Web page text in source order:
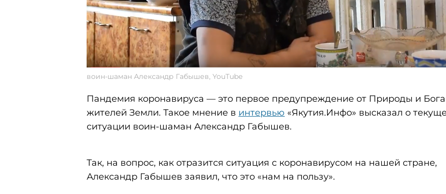
воин-шаман Александр Габышев, YouTube
Пандемия коронавируса — это первое предупреждение от Природы и
жителей Земли. Такое мнение в интервью «Якутия.Инфо» высказал о
ситуации воин-шаман Александр Габышев.
Так, на вопрос, как отразится ситуация с коронавирусом на нашей стране,
Александр Габышев заявил, что это «нам на пользу».